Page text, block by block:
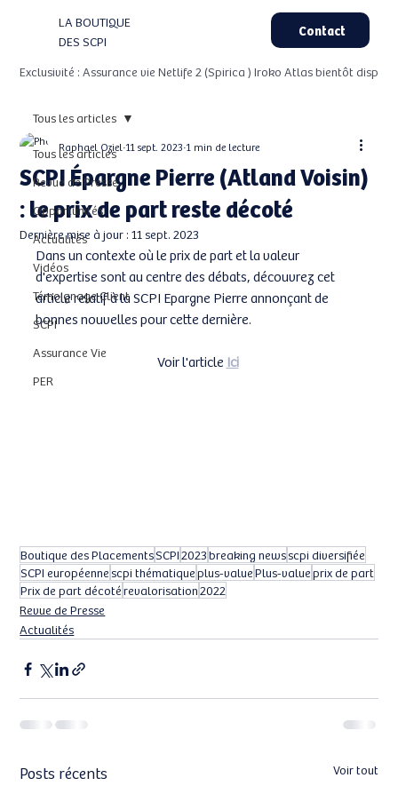
LA BOUTIQUE
DES SCPI
Exclusivité : Assurance vie Netlife 2 (Spirica ) Iroko Atlas bientôt
Contact
Tous les articles
Revue de Presse
Opportunités
Actualités
Vidéos
Témoignage Client
SCPI
Assurance Vie
PER
Tous les articles
SCPI Épargne Pierre (Atland Voisin)
: le prix de part reste décoté
Raphael Oziel 11 sept. 2023 1 min de lecture
Dernière mise à jour :11 sept. 2023
Dans un contexte où le prix de part et la valeur
d'expertise sont au centre des débats, découvrez cet
article relatif à la SCPI Epargne Pierre annonçant de
bonnes nouvelles pour cette dernière.
Voir l'article Ici
Boutique des PlacementsSCPI2023breaking newsscpi diversifiée
SCPI européennescpi thématiqueplus-valuePlus-valueprix de part
Prix de part décotérevalorisation2022
Revue de Presse
Actualités
Posts récents Voir tout